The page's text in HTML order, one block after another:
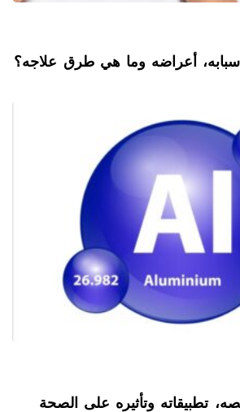
أعراضه وما هي طرق علاجه؟
تطبيقاته وتأثيره على الصحة